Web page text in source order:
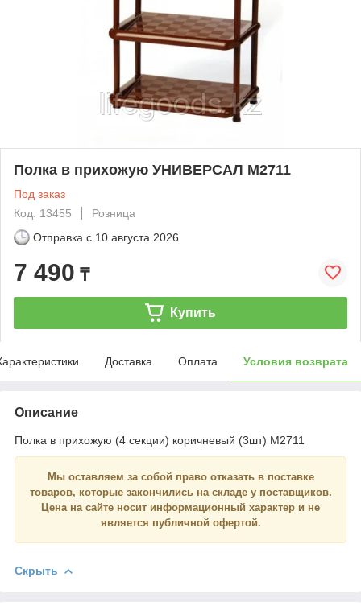
Полка в прихожую УНИВЕРСАЛ М2711
Под заказ
Код: 13455
Розница
Отправка с 10 августа 2026
7 490 ₸
Купить
Доставка Оплата Условия возврата
Описание
Полка в прихожую (4 секции) коричневый (3шт) М2711
Мы оставляем за собой право отказать в поставке
товаров, которые закончились на складе у поставщиков.
Цена на сайте носит информационный характер и не
является публичной офертой.
Скрыть